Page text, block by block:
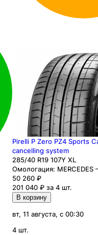
Pirelli P Zero PZ4 Sports
cancelling system
285/40 R19 107Y XL
Омологация:
50 260 ₽
201 040 ₽ за 4 шт.
В корзину
вт, 11 августа, с 00:30
4 шт.